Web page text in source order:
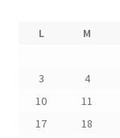
L M
3
4
10
11
17
18